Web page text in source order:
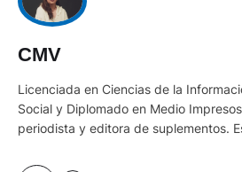
CMV
Licenciada en Ciencias de la
Social y Diplomado en Medio
periodista y editora de suplementos.